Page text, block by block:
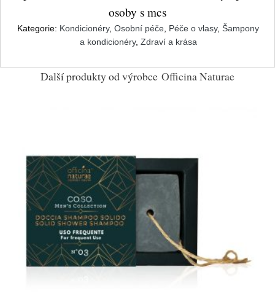
osoby s mcs
Kategorie: Kondicionéry, Osobní péče Péče o vlasy, Šampony
a kondicionéry, Zdraví a krása
Další produkty od výrobce Officina Naturae